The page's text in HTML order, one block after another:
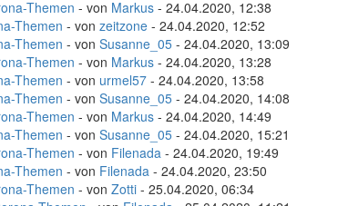
Themen - von Markus - 24.04.2020, 12:38
Themen - von zeitzone - 24.04.2020, 12:52
Themen - von Susanne_05 - 24.04.2020, 13:09
Themen - von Markus - 24.04.2020, 13:28
Themen - von urmel57 - 24.04.2020, 13:58
Themen - von Susanne_05 - 24.04.2020, 14:08
Themen - von Markus - 24.04.2020, 14:49
Themen - von Susanne_05 - 24.04.2020, 15:21
Themen - von Filenada - 24.04.2020, 19:49
Themen - von Filenada - 24.04.2020, 23:50
Themen - von Zotti - 25.04.2020, 06:34